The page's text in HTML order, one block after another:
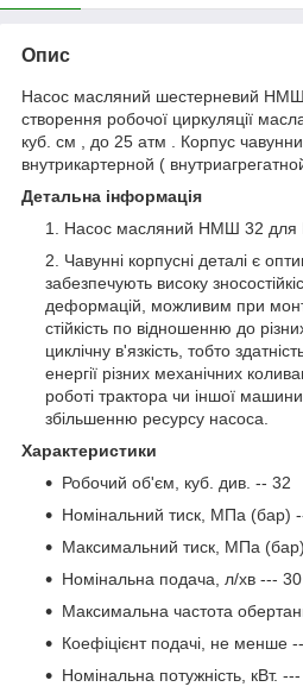
Опис
Насос масляний шестерневий
створення робочої циркуляції
куб. см , до 25 атм . Корпус
внутрикартерной (
Детальна інформація
Насос масляний НМШ 32 для
Чавунні корпусні деталі є
забезпечують високу
деформацій, можливим при
стійкість по відношенню до
циклічну в'язкість, тобто
енергії різних механічних
роботі трактора чи іншої
збільшенню ресурсу насоса.
Характеристики
Робочий об'єм, куб. див. -- 32
Номінальний тиск, МПа (бар)
Максимальний тиск, МПа
Номінальна подача, л/хв --- 30
Максимальна частота
Коефіцієнт подачі, не менше
Номінальна потужність, кВт.